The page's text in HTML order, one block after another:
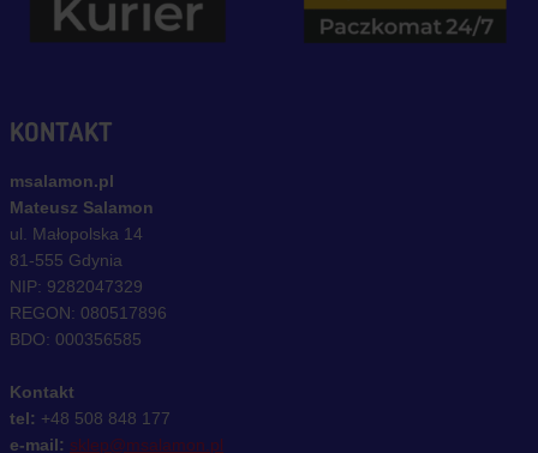
KONTAKT
msalamon.pl
Mateusz Salamon
ul. Małopolska 14
81-555 Gdynia
NIP: 9282047329
REGON: 080517896
BDO: 000356585
Kontakt
tel: +48 508 848 177
e-mail: sklep@msalamon.pl